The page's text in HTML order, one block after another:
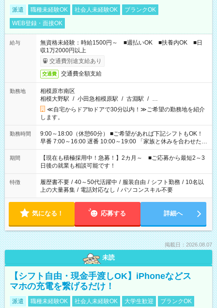
派遣 職種未経験OK 社会人未経験OK
ブランクOK
WEB登録・面接OK
給与
無資格未経験：時給1500円～ ■週払いOK ■扶養内OK ■日
収1万2000円以上
交通費別途支給あり
交通費 交通費全額支給
勤務地
相模原市南区
相模大野駅 / 小田急相模原駅 / 古淵駅 / …
≪自宅からドアtoドアで30分以内！≫ご希望の勤務地を紹介
します。
勤務時間
9:00～18:00（休憩60分） ■ご希望があれば下記シフトもOK！
早番 7:00～16:00 遅番 10:00～19:00 「家族と休みを合わせた
い」 「余裕を持って夕飯の準備がしたい」 「できれば残業はし
たくない」 など、ご希望を教えてくださいね。 ※Wワーク希望
の方へ 今ご覧のお仕事で希望する勤務時間と、もう1つのお仕事
の勤務時間。 合計で週40時間を超える場合は応募できません。
期間
【現在も積極採用中！急募！】2カ月～ ■ご応募から最短2～3
日後の就業も相談可能です！
特徴 履歴書不要 / 40～50代活躍中 / 服装自由 / シフト勤務 / 10名以
上の大量募集 / 電話対応なし / パソコンスキル不要
気になる！ 応募する 詳細へ
掲載日：2026.08.07
未読
【シフト自由・現金手渡しOK】iPhoneなどス
マホの充電を繋げるだけ！
派遣 職種未経験OK 社会人未経験OK 大学生歓迎
ブランクOK